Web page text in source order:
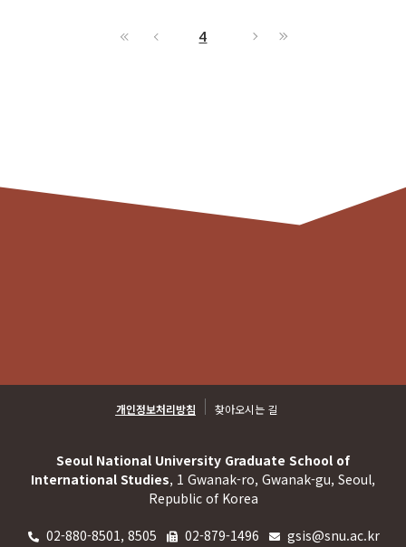
4
개인정보처리방침 찾아오시는 길
Seoul National University Graduate School of
International Studies, 1 Gwanak-ro, Gwanak-gu, Seoul,
Republic of Korea
02-880-8501, 8505 02-879-1496 gsis@snu.ac.kr